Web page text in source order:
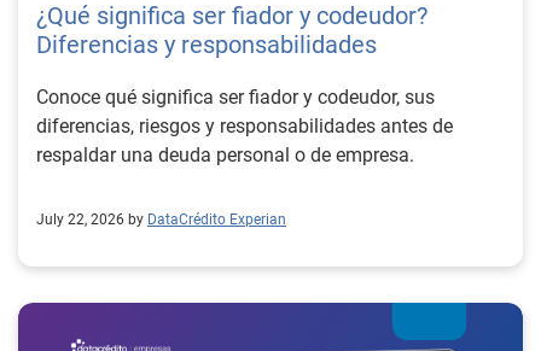
¿Qué significa ser fiador y codeudor?
Diferencias y responsabilidades
Conoce qué significa ser fiador y codeudor, sus
diferencias, riesgos y responsabilidades antes de
respaldar una deuda personal o de empresa.
July 22, 2026 by DataCrédito Experian